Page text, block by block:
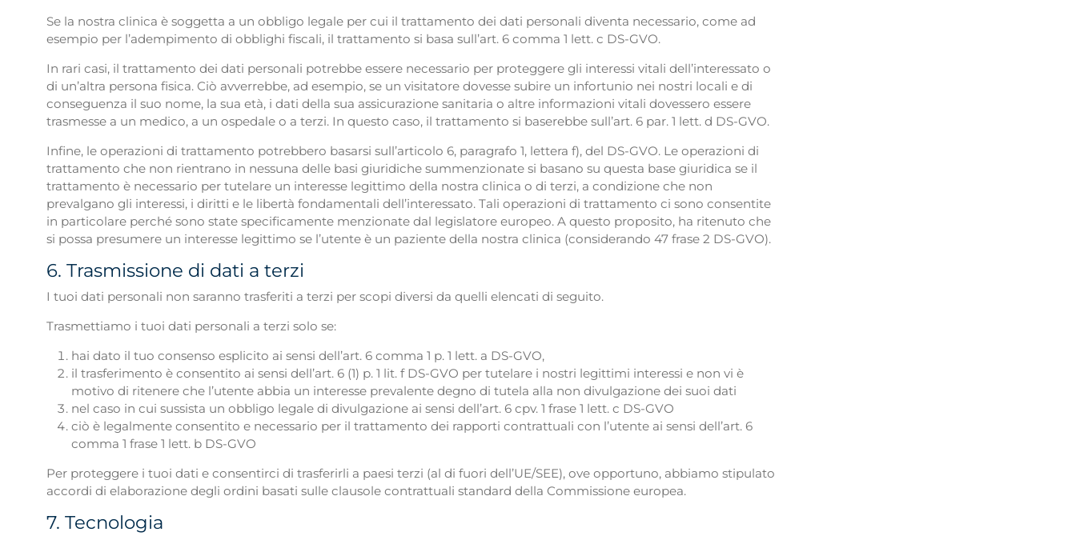
Se la nostra clinica è soggetta a un obbligo legale per cui il trattamento dei dati personali diventa necessario, come ad
esempio per l’adempimento di obblighi fiscali, il trattamento si basa sull’art. 6 comma 1 lett. c DS-GVO.
In rari casi, il trattamento dei dati personali potrebbe essere necessario per proteggere gli interessi vitali dell’interessato o
di un’altra persona fisica. Ciò avverrebbe, ad esempio, se un visitatore dovesse subire un infortunio nei nostri locali e di
conseguenza il suo nome, la sua età, i dati della sua assicurazione sanitaria o altre informazioni vitali dovessero essere
trasmesse a un medico, a un ospedale o a terzi. In questo caso, il trattamento si baserebbe sull’art. 6 par. 1 lett. d DS-GVO.
Infine, le operazioni di trattamento potrebbero basarsi sull’articolo 6, paragrafo 1, lettera f), del DS-GVO. Le operazioni di
trattamento che non rientrano in nessuna delle basi giuridiche summenzionate si basano su questa base giuridica se il
trattamento è necessario per tutelare un interesse legittimo della nostra clinica o di terzi, a condizione che non
prevalgano gli interessi, i diritti e le libertà fondamentali dell’interessato. Tali operazioni di trattamento ci sono consentite
in particolare perché sono state specificamente menzionate dal legislatore europeo. A questo proposito, ha ritenuto che
si possa presumere un interesse legittimo se l’utente è un paziente della nostra clinica (considerando 47 frase 2 DS-GVO).
6. Trasmissione di dati a terzi
I tuoi dati personali non saranno trasferiti a terzi per scopi diversi da quelli elencati di seguito.
Trasmettiamo i tuoi dati personali a terzi solo se:
hai dato il tuo consenso esplicito ai sensi dell’art. 6 comma 1 p. 1 lett. a DS-GVO,
il trasferimento è consentito ai sensi dell’art. 6 (1) p. 1 lit. f DS-GVO per tutelare i nostri legittimi interessi e non vi è
motivo di ritenere che l’utente abbia un interesse prevalente degno di tutela alla non divulgazione dei suoi dati
nel caso in cui sussista un obbligo legale di divulgazione ai sensi dell’art. 6 cpv. 1 frase 1 lett. c DS-GVO
ciò è legalmente consentito e necessario per il trattamento dei rapporti contrattuali con l’utente ai sensi dell’art. 6
comma 1 frase 1 lett. b DS-GVO
Per proteggere i tuoi dati e consentirci di trasferirli a paesi terzi (al di fuori dell’UE/SEE), ove opportuno, abbiamo stipulato
accordi di elaborazione degli ordini basati sulle clausole contrattuali standard della Commissione europea.
7. Tecnologia